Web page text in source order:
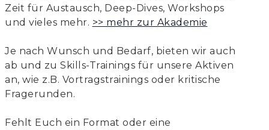
Zeit für Austausch, Deep-Dives, Workshops
und vieles mehr. >> mehr zur Akademie
Je nach Wunsch und Bedarf, bieten wir auch
ab und zu Skills-Trainings für unsere Aktiven
an, wie z.B. Vortragstrainings oder kritische
Fragerunden.
Fehlt Euch ein Format oder eine